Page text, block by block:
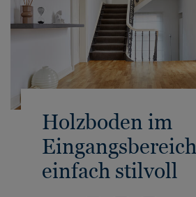
Holzboden im
einfach stilvoll